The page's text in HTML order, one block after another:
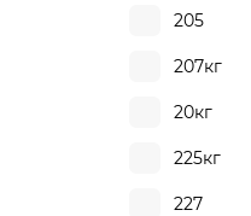
205
207кг
20кг
225кг
227